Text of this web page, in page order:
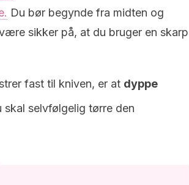
Du bør begynde fra midten og
sikker på, at du bruger en skarp
fast til kniven, er at dyppe
skal selvfølgelig tørre den